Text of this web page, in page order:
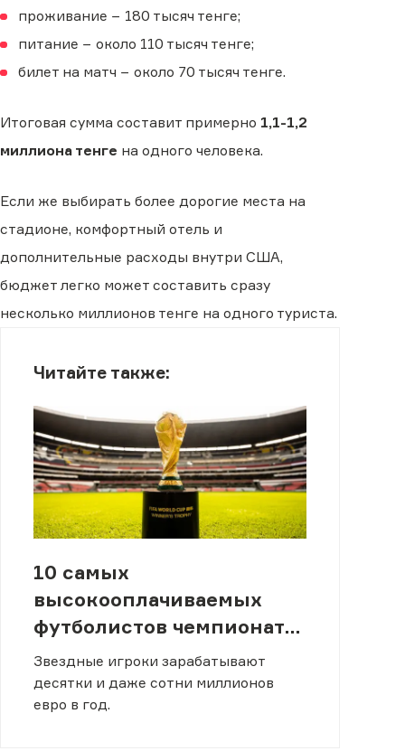
проживание − 180 тысяч тенге;
питание − около 110 тысяч тенге;
билет на матч − около 70 тысяч тенге.
Итоговая сумма составит примерно 1,1-1,2
миллиона тенге на одного человека.
Если же выбирать более дорогие места на
стадионе, комфортный отель и
дополнительные расходы внутри США,
бюджет легко может составить сразу
несколько миллионов тенге на одного туриста.
Читайте также:
10 самых
высокооплачиваемых
футболистов чемпионата
мира 2026 года
Звездные игроки зарабатывают
десятки и даже сотни миллионов
евро в год.